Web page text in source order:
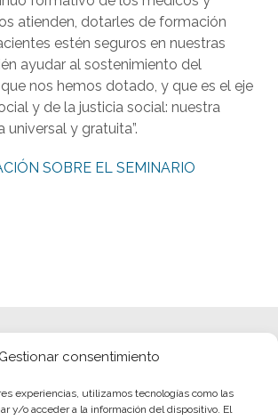
Gestionar consentimiento
experiencias, utilizamos tecnologías como las
y/o acceder a la información del dispositivo. El
atienden, dotarles de formación
estén seguros en nuestras
ayudar al sostenimiento del
nos hemos dotado, y que es el eje
y de la justicia social: nuestra
universal y gratuita”.
SOBRE EL SEMINARIO